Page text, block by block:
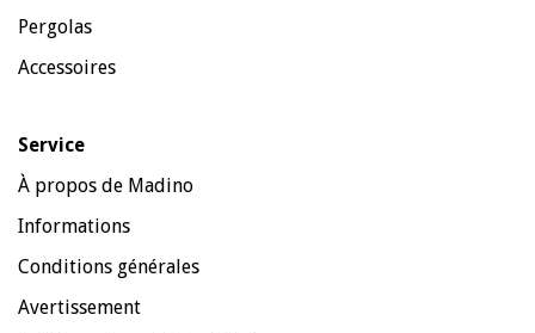
Pergolas
Accessoires
Service
À propos de Madino
Informations
Conditions générales
Avertissement